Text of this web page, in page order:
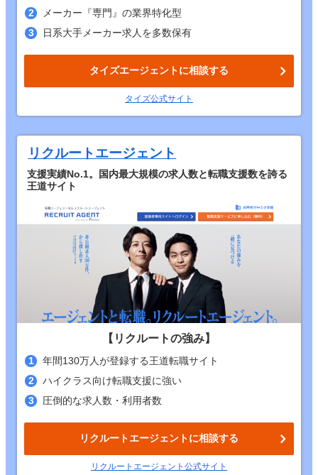
メーカー『専門』の業界特化型
日系大手メーカー求人を多数保有
タイズエージェントに相談する
タイズ公式サイト
リクルートエージェント
支援実績No.1。国内最大規模の求人数と転職支援数を誇る
王道サイト
【リクルートの強み】
年間130万人が登録する王道転職サイト
ハイクラス向け転職支援に強い
圧倒的な求人数・利用者数
リクルートエージェントに相談する
リクルートエージェント公式サイト